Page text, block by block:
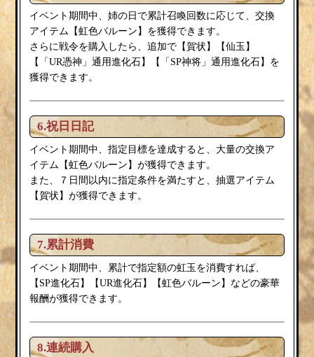
イベント期間中、姉の日で累計召喚回数に応じて、交換
アイテム【虹色バルーン 】を獲得できます。
さらに戦令を購入したら、追加で【賀状 】【仙玉】
【「UR憑神」通用進化石】【「SP神将」通用進化石】を
獲得できます。
6.祝日日記
イベント期間中、指定目標を達成すると、大量の交換ア
イテム【虹色バルーン 】が獲得できます。
また、７日間以内に指定条件を満たすと、抽選アイテム
【賀状 】が獲得できます。
7.累計消費
イベント期間中、累計で指定額の虹玉を消費すれば、
【SP進化石】【UR進化石】【虹色バルーン 】などの豪華
報酬が獲得できます。
8.連続購入